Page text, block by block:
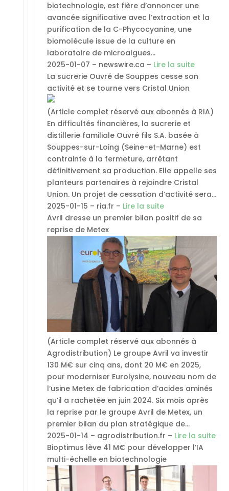
biotechnologie, est fière d’annoncer une
avancée significative avec l’extraction et la
purification de la C-Phycocyanine, une
biomolécule issue de la culture en
laboratoire de microalgues…
2025-01-07 – newswire.ca – Lire la suite
La sucrerie Ouvré de Souppes cesse son
activité et se tourne vers Cristal Union
(Article complet réservé aux abonnés à RIA)
En difficultés financières, la sucrerie et
distillerie familiale Ouvré fils S.A. basée à
Souppes-sur-Loing (Seine-et-Marne) est
contrainte à la fermeture, arrêtant
définitivement sa production. Elle appelle ses
planteurs partenaires à rejoindre Cristal
Union. Un projet de cessation d’activité sera…
2025-01-15 – ria.fr – Lire la suite
Avril dresse un premier bilan positif de sa
reprise de Metex
(Article complet réservé aux abonnés à
Agrodistribution) Le groupe Avril va investir
130 M€ sur cinq ans, dont 20 M€ en 2025,
pour moderniser Eurolysine, nouveau nom de
l’usine Metex de fabrication d’acides aminés
qu’il a rachetée en juin 2024. Six mois après
la reprise par le groupe Avril de Metex, un
premier bilan du plan stratégique de…
2025-01-14 – agrodistribution.fr – Lire la suite
Bioptimus lève 41 M€ pour développer l’IA
multi-échelle en biotechnologie